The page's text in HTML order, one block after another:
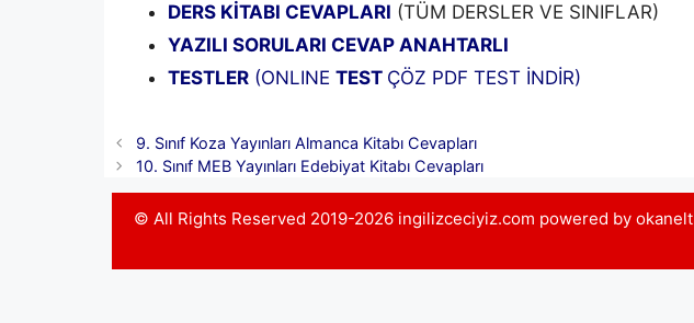
DERS KİTABI CEVAPLARI (TÜM DERSLER VE SINIFLAR)
YAZILI SORULARI CEVAP ANAHTARLI
TESTLER (ONLINE TEST ÇÖZ PDF TEST İNDİR)
9. Sınıf Koza Yayınları Almanca Kitabı Cevapları
10. Sınıf MEB Yayınları Edebiyat Kitabı Cevapları
© All Rights Reserved 2019-2026 ingilizceciyiz.com powered by